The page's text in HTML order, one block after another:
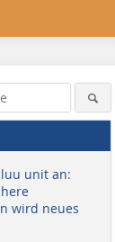
unit an:
wird neues